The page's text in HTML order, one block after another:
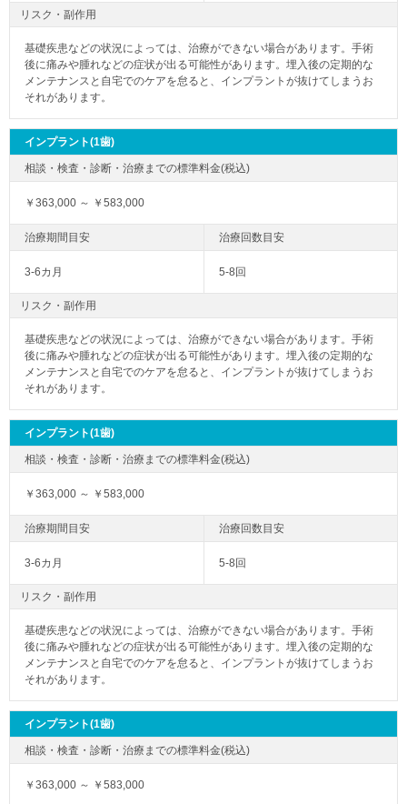
リスク・副作用
基礎疾患などの状況によっては、治療ができない場合があります。手術
後に痛みや腫れなどの症状が出る可能性があります。埋入後の定期的な
メンテナンスと自宅でのケアを怠ると、インプラントが抜けてしまうお
それがあります。
インプラント(1歯)
￥363,000 ～ ￥583,000
3-6カ月 5-8回
リスク・副作用
基礎疾患などの状況によっては、治療ができない場合があります。手術
後に痛みや腫れなどの症状が出る可能性があります。埋入後の定期的な
メンテナンスと自宅でのケアを怠ると、インプラントが抜けてしまうお
それがあります。
インプラント(1歯)
￥363,000 ～ ￥583,000
3-6カ月 5-8回
リスク・副作用
基礎疾患などの状況によっては、治療ができない場合があります。手術
後に痛みや腫れなどの症状が出る可能性があります。埋入後の定期的な
メンテナンスと自宅でのケアを怠ると、インプラントが抜けてしまうお
それがあります。
インプラント(1歯)
￥363,000 ～ ￥583,000